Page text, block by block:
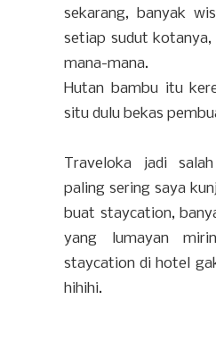
sekarang, banyak
setiap sudut
mana-mana.
Hutan bambu itu
situ dulu bekas
Traveloka jadi
paling sering saya
buat staycation,
yang lumayan
staycation di hotel
hihihi.